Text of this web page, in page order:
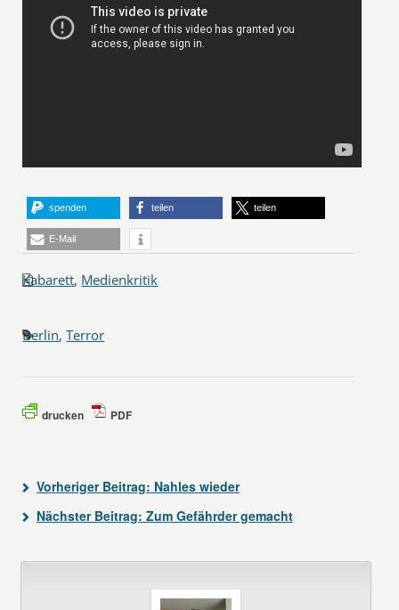
spenden teilen teilen
E-Mail
Kabarett, Medienkritik
Berlin,Terror
drucken PDF
Vorheriger Beitrag: Nahles wieder
Nächster Beitrag: Zum Gefährder gemacht